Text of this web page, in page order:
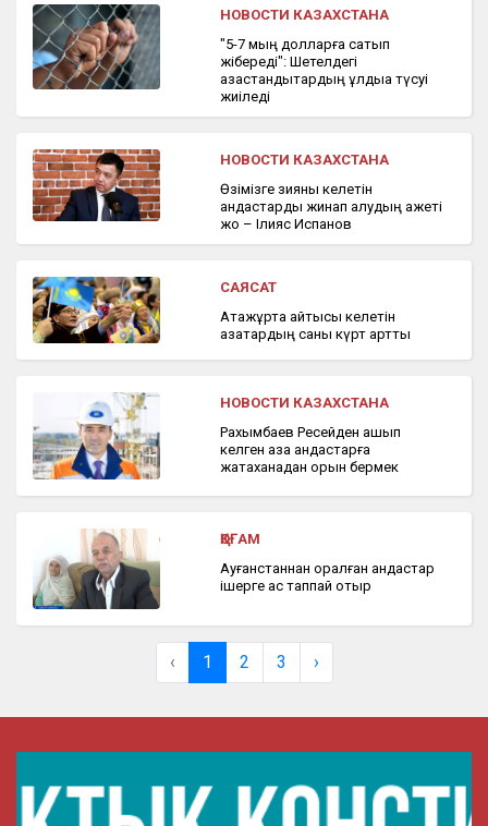
НОВОСТИ КАЗАХСТАНА
"5-7 мың долларға сатып
жібереді": Шетелдегі
қазақстандықтардың құлдыққа түсуі
жиіледі
НОВОСТИ КАЗАХСТАНА
Өзімізге зияны келетін
қандастарды жинап алудың қажеті
жоқ – Ілияс Испанов
САЯСАТ
Атажұртқа қайтқысы келетін
қазақтардың саны күрт артты
НОВОСТИ КАЗАХСТАНА
Рахымбаев Ресейден қашып
келген қазақ қандастарға
жатақханадан орын бермек
ҚОҒАМ
Ауғанстаннан оралған қандастар
ішерге ас таппай отыр
‹ 1 2 3 ›